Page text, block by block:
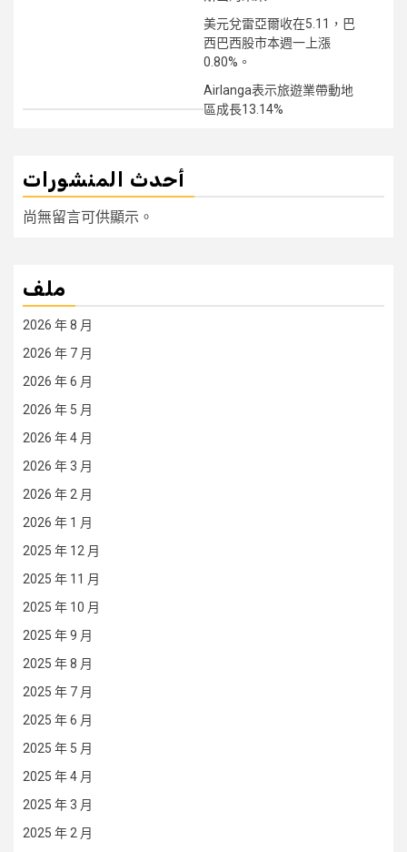
美元兌雷亞爾收在5.11，巴
西巴西股市本週一上漲
0.80%。
Airlanga表示旅遊業帶動地
區成長13.14%
أحدث المنشورات
尚無留言可供顯示。
ملف
2026 年 8 月
2026 年 7 月
2026 年 6 月
2026 年 5 月
2026 年 4 月
2026 年 3 月
2026 年 2 月
2026 年 1 月
2025 年 12 月
2025 年 11 月
2025 年 10 月
2025 年 9 月
2025 年 8 月
2025 年 7 月
2025 年 6 月
2025 年 5 月
2025 年 4 月
2025 年 3 月
2025 年 2 月